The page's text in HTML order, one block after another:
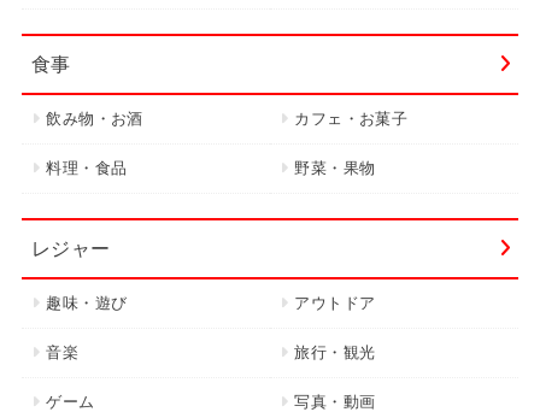
食事
飲み物・お酒 カフェ・お菓子
料理・食品 野菜・果物
レジャー
趣味・遊び アウトドア
音楽 旅行・観光
ゲーム 写真・動画